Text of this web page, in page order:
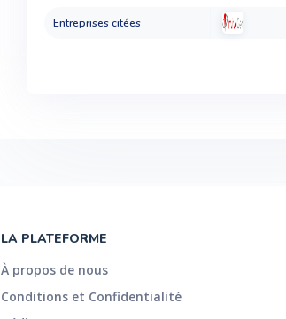
Entreprises citées
LA PLATEFORME
À propos de nous
Conditions et Confidentialité